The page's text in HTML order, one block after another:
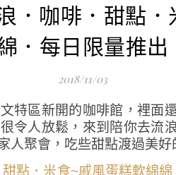
．咖啡．甜點
．每日限量推出
2018/11/03
特區新開的咖啡館，裡面
令人放鬆，來到陪你去流
人聚會，吃些甜點渡過美